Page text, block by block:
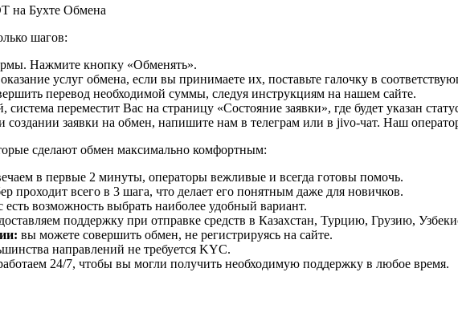
на Бухте Обмена
шагов:
Нажмите кнопку «Обменять».
услуг обмена, если вы принимаете их, поставьте галочку в
перевод необходимой суммы, следуя инструкциям на нашем сайте.
переместит Вас на страницу «Состояние заявки», где будет указан
создании заявки на обмен, напишите нам в телеграм или в jivo-чат. Наш
сделают обмен максимально комфортным:
в первые 2 минуты, операторы вежливые и всегда готовы помочь.
проходит всего в 3 шага, что делает его понятным даже для новичков.
есть возможность выбрать наиболее удобный вариант.
поддержку при отправке средств в Казахстан, Турцию, Грузию,
вы можете совершить обмен, не регистрируясь на сайте.
направлений не требуется KYC.
24/7, чтобы вы могли получить необходимую поддержку в любое время.